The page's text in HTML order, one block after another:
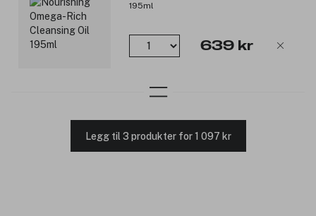
195ml
639 kr
Legg til 3 produkter for 1 097 kr